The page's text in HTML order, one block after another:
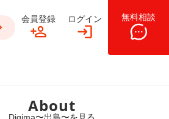
会員登録 ログイン 無料相談
About